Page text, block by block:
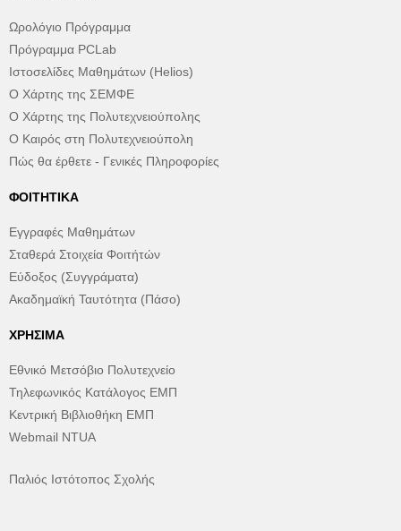
Ωρολόγιο Πρόγραμμα
Πρόγραμμα PCLab
Ιστοσελίδες Μαθημάτων (Helios)
Ο Χάρτης της ΣΕΜΦΕ
Ο Χάρτης της Πολυτεχνειούπολης
Ο Καιρός στη Πολυτεχνειούπολη
Πώς θα έρθετε - Γενικές Πληροφορίες
ΦΟΙΤΗΤΙΚΆ
Εγγραφές Μαθημάτων
Σταθερά Στοιχεία Φοιτήτών
Εύδοξος (Συγγράματα)
Ακαδημαϊκή Ταυτότητα (Πάσο)
ΧΡΉΣΙΜΑ
Εθνικό Μετσόβιο Πολυτεχνείο
Τηλεφωνικός Κατάλογος ΕΜΠ
Κεντρική Βιβλιοθήκη ΕΜΠ
Webmail NTUA
Παλιός Ιστότοπος Σχολής